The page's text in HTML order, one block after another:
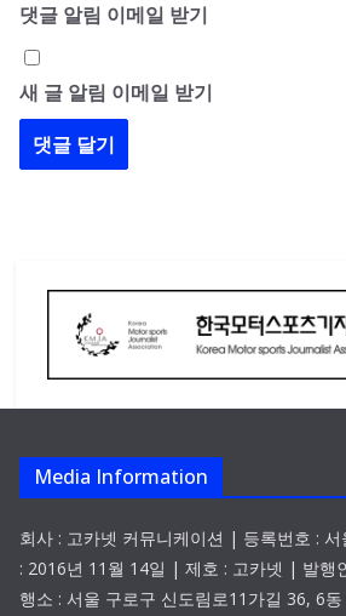
댓글 알림 이메일 받기
새 글 알림 이메일 받기
Media Information
회사 : 고카넷 커뮤니케이션 | 등록번호 :
: 2016년 11월 14일 | 제호 : 고카넷 | 발행
행소 : 서울 구로구 신도림로11가길 36, 6